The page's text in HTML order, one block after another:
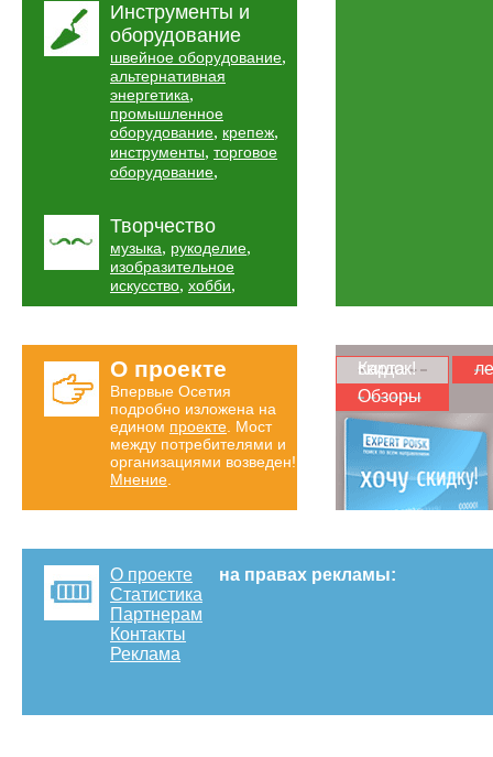
Инструменты и
оборудование
швейное оборудование,
альтернативная
энергетика,
промышленное
оборудование, крепеж,
инструменты, торговое
оборудование,
Творчество
музыка, рукоделие,
изобразительное
искусство, хобби,
О проекте
Впервые Осетия
подробно изложена на
едином проекте . Мост
между потребителями и
организациями возведен!
Мнение
Карта скидок!
Обзоры
О проекте
Статистика
Партнерам
Контакты
Реклама
на правах рекламы: